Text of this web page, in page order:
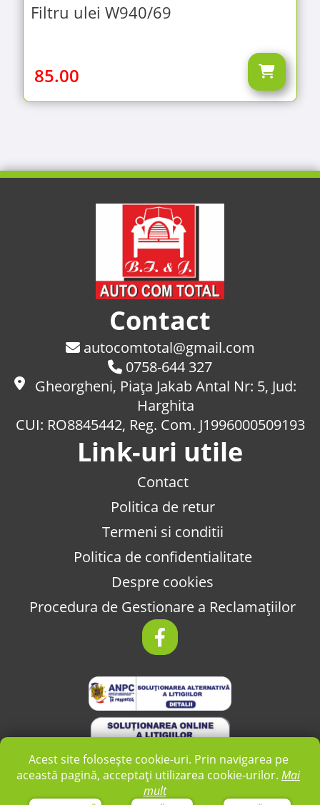
Filtru ulei W940/69
85.00
Contact
autocomtotal@gmail.com
0758-644 327
Gheorgheni, Piaţa Jakab Antal Nr: 5, Jud:
Harghita
CUI: RO8845442, Reg. Com. J1996000509193
Link-uri utile
Contact
Politica de retur
Termeni si conditii
Politica de confidentialitate
Despre cookies
Procedura de Gestionare a Reclamațiilor
2026 © AUTO COM TOTAL SRL -
Acest site folosește cookie-uri. Prin navigarea pe
această pagină, acceptați utilizarea cookie-urilor. Mai
mult